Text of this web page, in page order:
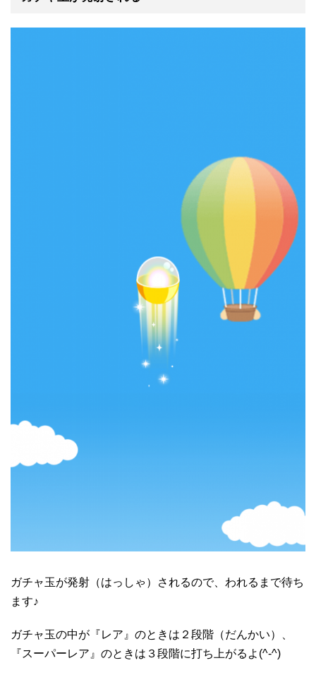
ガチャ玉が発射（はっしゃ）されるので、われるまで待ち
ます♪
ガチャ玉の中が『レア』のときは２段階（だんかい）、
『スーパーレア』のときは３段階に打ち上がるよ(^-^)